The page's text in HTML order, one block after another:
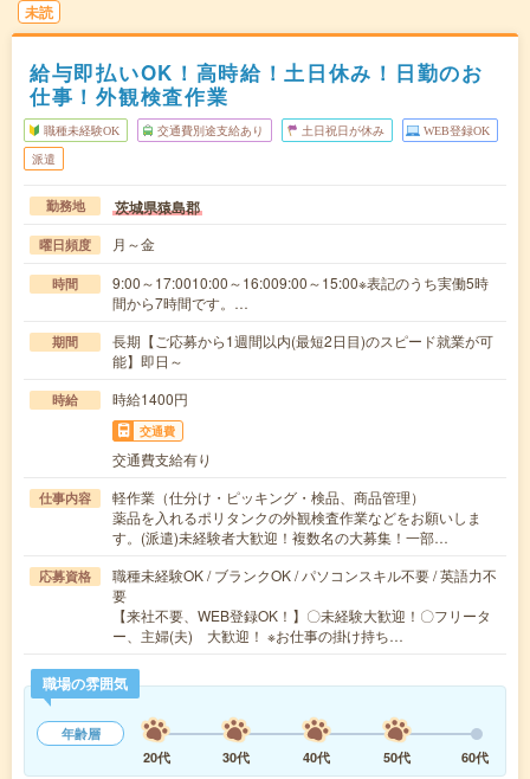
未読
給与即払いOK！高時給！土日休み！日勤のお
仕事！外観検査作業
職種未経験OK 交通費別途支給あり 土日祝日が休み WEB登録OK
派遣
勤務地 茨城県猿島郡
曜日頻度 月～金
時間
9:00～17:0010:00～16:009:00～15:00※表記のうち実働5時
間から7時間です。…
期間
長期【ご応募から1週間以内(最短2日目)のスピード就業が可
能】即日～
時給 時給1400円
交通費
交通費支給有り
仕事内容
軽作業（仕分け・ピッキング・検品、商品管理）
薬品を入れるポリタンクの外観検査作業などをお願いしま
す。(派遣)未経験者大歓迎！複数名の大募集！一部…
応募資格
職種未経験OK / ブランクOK / パソコンスキル不要 / 英語力不
要
【来社不要、WEB登録OK！】〇未経験大歓迎！〇フリータ
ー、主婦(夫) 大歓迎！ ※お仕事の掛け持ち…
職場の雰囲気
年齢層
20代
30代 40代 50代 60代